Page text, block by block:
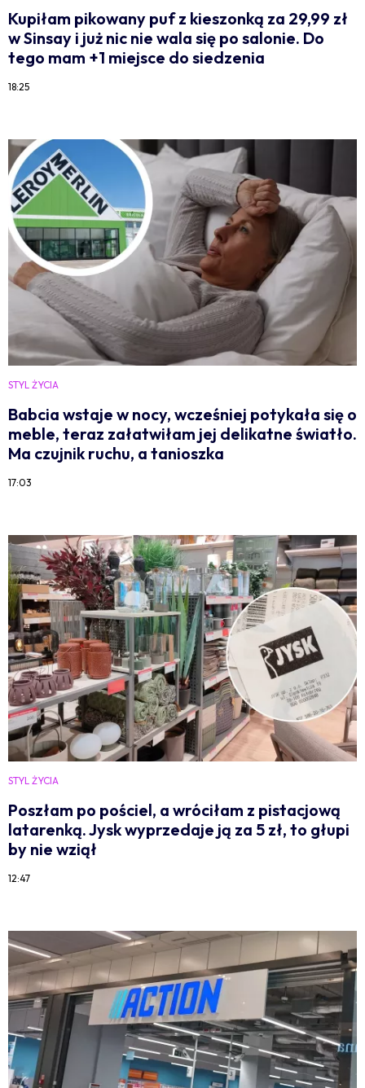
Kupiłam pikowany puf z kieszonką za 29,99 zł
w Sinsay i już nic nie wala się po salonie. Do
tego mam +1 miejsce do siedzenia
18:25
STYL ŻYCIA
Babcia wstaje w nocy, wcześniej potykała się o
meble, teraz załatwiłam jej delikatne światło.
Ma czujnik ruchu, a tanioszka
17:03
STYL ŻYCIA
Poszłam po pościel, a wróciłam z pistacjową
latarenką. Jysk wyprzedaje ją za 5 zł, to głupi
by nie wziął
12:47